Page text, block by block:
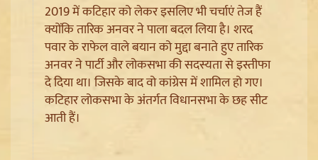
2019 में कटिहार को लेकर इसलिए भी चर्चाएं तेज हैं
क्योंकि तारिक अनवर ने पाला बदल लिया है। शरद
पवार के राफेल वाले बयान को मुद्दा बनाते हुए तारिक
अनवर ने पार्टी और लोकसभा की सदस्यता से इस्तीफा
दे दिया था। जिसके बाद वो कांग्रेस में शामिल हो गए।
कटिहार लोकसभा के अंतर्गत विधानसभा के छह सीट
आती हैं।